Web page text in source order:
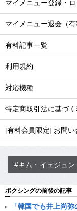
マイメニュー登録・
マイメニュー退会（有
有料記事一覧
利用規約
対応機種
特定商取引法に基づ
[有料会員限定] お問い
#キム・イェジュン
ボクシングの前後の記事
「韓国でも井上尚